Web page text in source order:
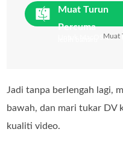
Muat Turun
Percuma
Untuk MacOS 10.7
Muat
Jadi tanpa berlengah lagi,
bawah, dan mari tukar DV
kualiti video.